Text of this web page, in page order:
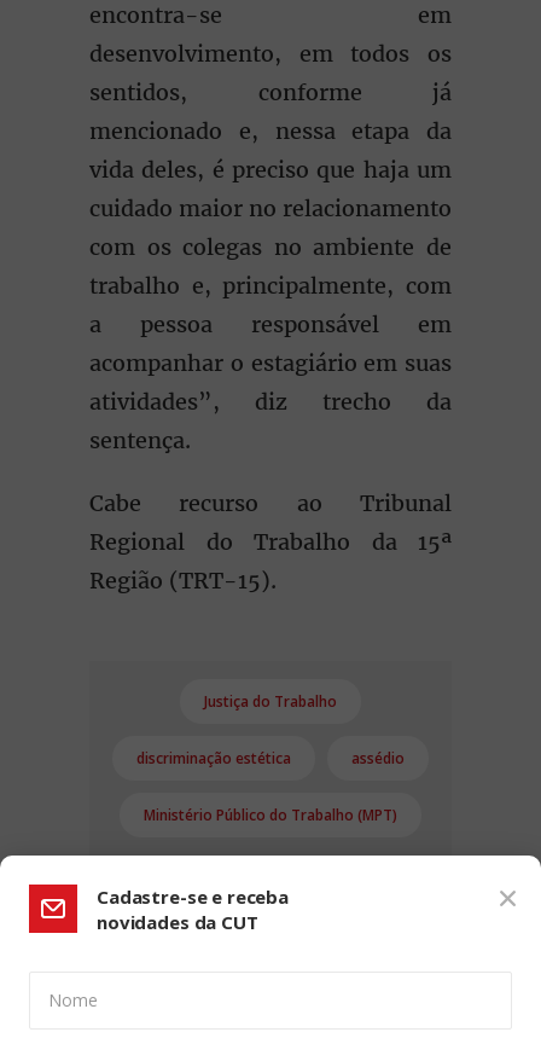
encontra-se em
desenvolvimento, em todos os
sentidos, conforme já
mencionado e, nessa etapa da
vida deles, é preciso que haja um
cuidado maior no relacionamento
com os colegas no ambiente de
trabalho e, principalmente, com
a pessoa responsável em
acompanhar o estagiário em suas
atividades”, diz trecho da
sentença.
Cabe recurso ao Tribunal
Regional do Trabalho da 15ª
Região (TRT-15).
Justiça do Trabalho
discriminação estética assédio
Ministério Público do Trabalho (MPT)
Cadastre-se e receba
novidades da CUT
Nome